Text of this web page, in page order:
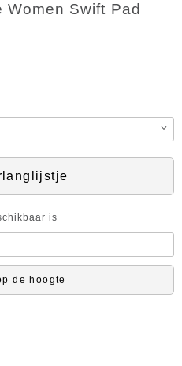
Swift Pad
is
de hoogte